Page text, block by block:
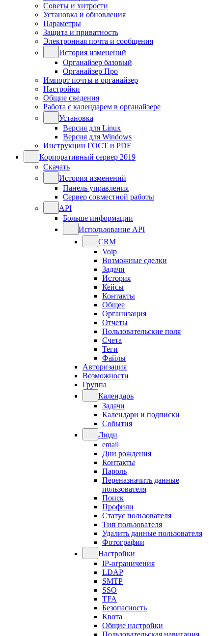
Советы и хитрости
Установка и обновления
Параметры
Защита и приватность
Электронная почта и сообщения
История изменений
Органайзер базовый
Органайзер Про
Импорт почты в органайзер
Настройки
Общие сведения
Работа с календарем в органайзере
Установка
Версия для Linux
Версия для Windows
Инструкции ГОСТ и PDF
Корпоративный сервер 2019
Скачать
История изменений
Панель управления
Сервер совместной работы
API
Больше информации
Использование API
CRM
Voip
Возможные сделки
Задачи
История
Кейсы
Контакты
Общее
Организация
Отчеты
Пользовательские поля
Счета
Теги
Файлы
Авторизация
Возможности
Группа
Календарь
Задачи
Календари и подписки
События
Люди
email
Дни рождения
Контакты
Пароль
Переназначить данные
пользователя
Поиск
Профили
Статус пользователя
Тип пользователя
Удалить данные пользователя
Фотографии
Настройки
IP-ограничения
LDAP
SMTP
SSO
TFA
Безопасность
Квота
Общие настройки
Пользовательская навигация